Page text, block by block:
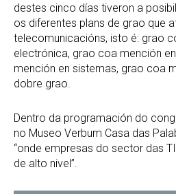
destes cinco días tiveron a
os diferentes plans de grao que
telecomunicacións, isto é: grao
electrónica, grao coa mención
mención en sistemas, grao coa
dobre grao.
Dentro da programación do
no Museo Verbum Casa das
“onde empresas do sector das
de alto nivel”.